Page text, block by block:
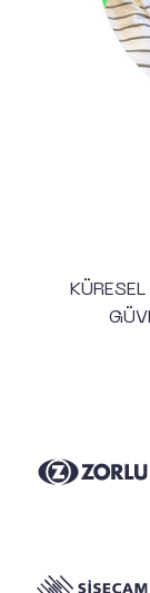
kişisel